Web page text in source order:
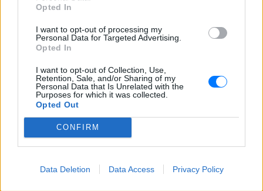
Opted In
I want to opt-out of processing my
Personal Data for Targeted Advertising.
Opted In
I want to opt-out of Collection, Use,
Retention, Sale, and/or Sharing of my
Personal Data that Is Unrelated with the
Purposes for which it was collected.
Opted Out
CONFIRM
Data Deletion Data Access Privacy Policy
κατάθεση του οδηγού –
«Κοίταξα να στρίψω αριστερά
Ο οδηγός του φορτηγού που ενεπλάκη
στη σύγκρουση με το ΙΧ μητέρας και γιου
περιέγραψε πώς έγινε το μοιραίο
κατηγορείται για σeξουαλική
μαθητών της